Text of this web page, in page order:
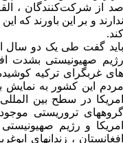
صد از شرکت‌کنندگان ،
ندارند و بر این باورند که
کند.
باید گفت طی یک دو سال
رژیم صهیونیستی بشدت
های غربگرای ترکیه
مردم این کشور به نمایش
امریکا در سطح بین
گروههای تروریستی
امریکا و رژیم
افغانستان ، زندانهای